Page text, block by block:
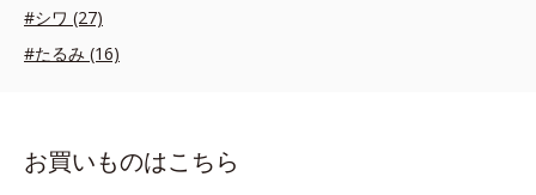
#シワ (27)
#たるみ (16)
お買いものはこちら